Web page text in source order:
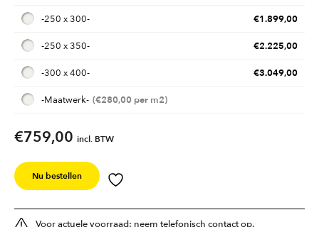
-250 x 300- €1.899,00
-250 x 350- €2.225,00
-300 x 400- €3.049,00
-Maatwerk- €280,00
€759,00 incl. BTW
Nu bestellen
Voor actuele voorraad: neem telefonisch contact op.